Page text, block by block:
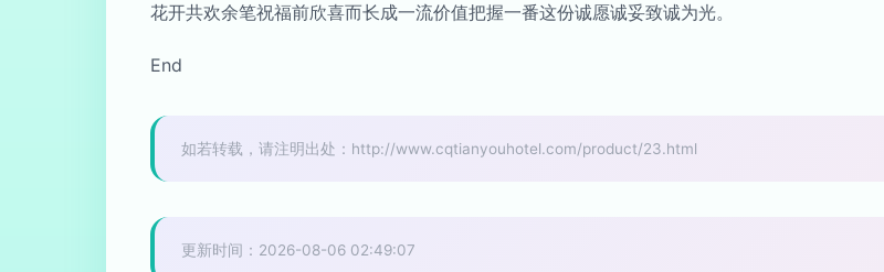
花开共欢余笔祝福前欣喜而长成一流价值把握一番这份诚愿诚妥致诚为光。
End
如若转载，请注明出处：http://www.cqtianyouhotel.com/product/23.html
更新时间：2026-08-06 02:49:07